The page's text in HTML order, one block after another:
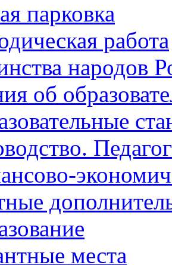
парковка
работа
народов
об
места